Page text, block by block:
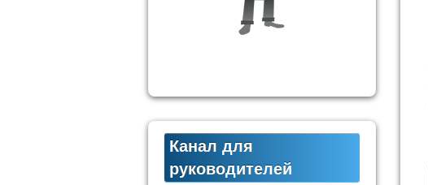
Канал для
руководителей